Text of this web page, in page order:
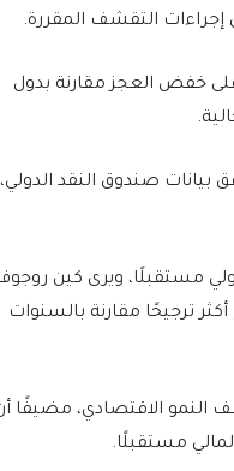
إجراءات التقشف المقررة.
خفض العجز مقارنة بدول
صندوق النقد الدولي،
مستقبلًا، ويرى كين
ترجيحًا مقارنة بالسنوات
الاقتصادي، مضيفًا
مستقبلًا.